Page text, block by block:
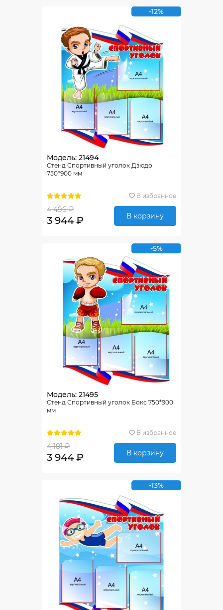
-12%
Модель: 21494
Стенд Спортивный уголок Дзюдо
750*900 мм
В избранное
4 496 ₽
3 944 ₽ В корзину
-5%
Модель: 21495
Стенд Спортивный уголок Бокс 750*900
мм
В избранное
4 181 ₽
3 944 ₽ В корзину
-13%